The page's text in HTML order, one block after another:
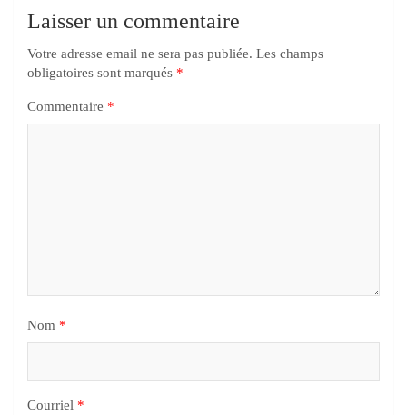
Laisser un commentaire
Votre adresse email ne sera pas publiée. Les champs
obligatoires sont marqués *
Commentaire *
Nom *
Courriel *